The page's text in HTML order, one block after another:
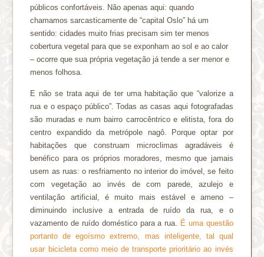
públicos confortáveis. Não apenas aqui: quando
chamamos sarcasticamente de “capital Oslo” há um
sentido: cidades muito frias precisam sim ter menos
cobertura vegetal para que se exponham ao sol e ao calor
– ocorre que sua própria vegetação já tende a ser menor e
menos folhosa.
E não se trata aqui de ter uma habitação que “valorize a
rua e o espaço público”. Todas as casas aqui fotografadas
são muradas e num bairro carrocêntrico e elitista, fora do
centro expandido da metrópole nagô. Porque optar por
habitações que construam microclimas agradáveis é
benéfico para os próprios moradores, mesmo que jamais
usem as ruas: o resfriamento no interior do imóvel, se feito
com vegetação ao invés de com parede, azulejo e
ventilação artificial, é muito mais estável e ameno –
diminuindo inclusive a entrada de ruído da rua, e o
vazamento de ruído doméstico para a rua. É uma questão
portanto de egoísmo extremo, mas inteligente, tal qual
usar bicicleta como meio de transporte prioritário ao invés